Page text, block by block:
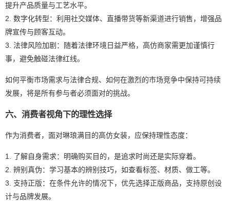
提升产品质量与工艺水平。
2. 数字化转型：利用社交媒体、直播带货等新渠道进行销售，增强品
牌宣传与顾客互动。
3. 法律风险加剧：随着法律环境日益严格，高仿商家需更加谨慎行
事，避免触碰法律红线。
如何平衡市场需求与法律合规、如何在激烈的市场竞争中保持可持续
发展，将是所有参与者必须面对的挑战。
六、消费者视角下的理性选择
作为消费者，面对琳琅满目的高仿女装，应保持理性态度：
1. 了解自身需求：明确购买目的，是追求时尚还是实际穿着。
2. 辨别真伪：学习基本的辨别技巧，如查看标签、材质、做工等。
3. 支持正版：在条件允许的情况下，优先选择正版商品，支持原创设
计与品牌发展。